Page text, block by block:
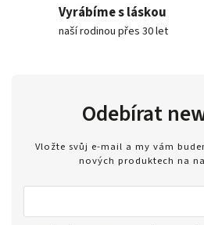
Vyrábíme s láskou
naší rodinou přes 30 let
Odebírat
Vložte svůj e-mail a my vám
nových produktech na